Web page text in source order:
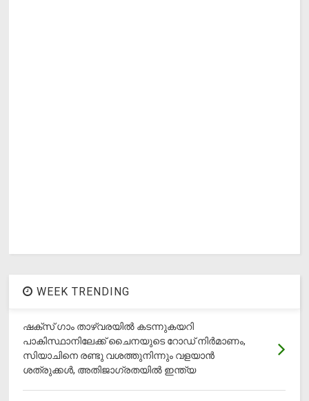
WEEK TRENDING
ഷക്സ് ​ഗാം താഴ്‌വരയിൽ കടന്നുകയറി
പാകിസ്ഥാനിലേക്ക് ചൈനയുടെ റോഡ് നിർമാണം,
സിയാചിനെ രണ്ടു വശത്തുനിന്നും വളയാൻ
ശത്രുക്കൾ, അതിജാ​ഗ്രതയിൽ ഇന്ത്യ